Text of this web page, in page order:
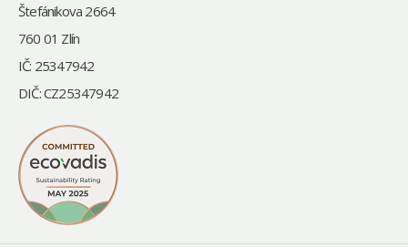
Štefánikova 2664
760 01 Zlín
IČ: 25347942
DIČ: CZ25347942